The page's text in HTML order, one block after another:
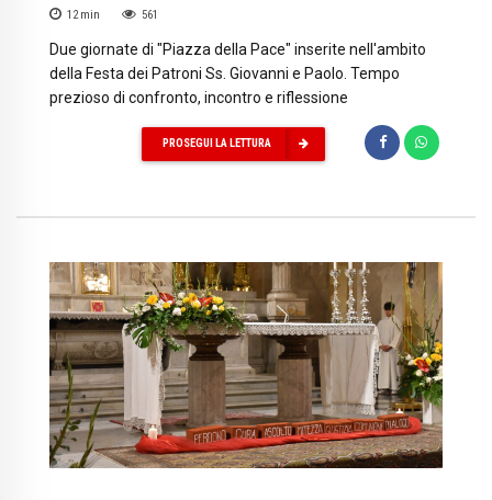
12 min 561
Due giornate di "Piazza della Pace" inserite nell'ambito
della Festa dei Patroni Ss. Giovanni e Paolo. Tempo
prezioso di confronto, incontro e riflessione
PROSEGUI LA LETTURA